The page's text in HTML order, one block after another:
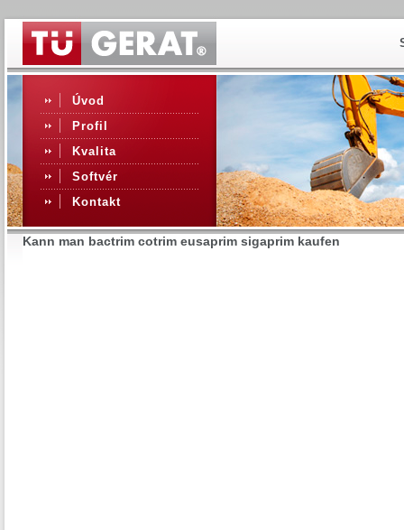
Úvod
Profil
Kvalita
Softvér
Kontakt
Kann man bactrim cotrim eusaprim sigaprim kaufen